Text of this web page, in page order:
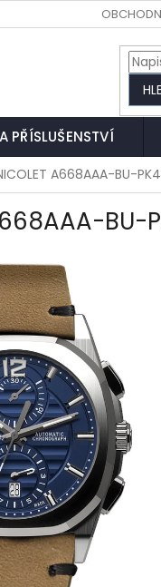
PŘÍSLUŠENSTVÍ
A668AAA-BU-
BU-